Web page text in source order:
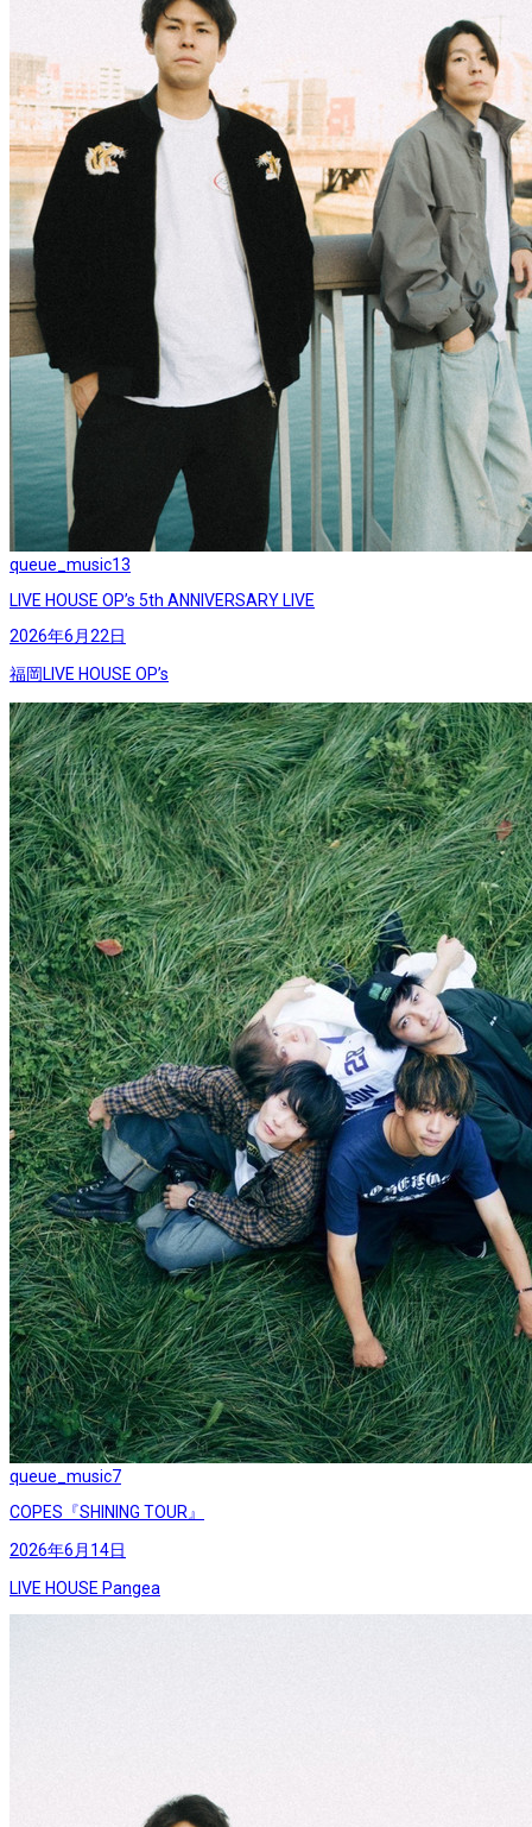
queue_music13
LIVE HOUSE OP’s 5th ANNIVERSARY LIVE
2026年6月22日
福岡LIVE HOUSE OP’s
queue_music7
COPES『SHINING TOUR』
2026年6月14日
LIVE HOUSE Pangea